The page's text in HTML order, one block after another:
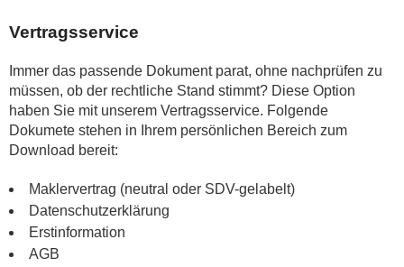
Vertragsservice
Immer das passende Dokument parat, ohne nachprüfen zu
müssen, ob der rechtliche Stand stimmt? Diese Option
haben Sie mit unserem Vertragsservice. Folgende
Dokumete stehen in Ihrem persönlichen Bereich zum
Download bereit:
Maklervertrag (neutral oder SDV-gelabelt)
Datenschutzerklärung
Erstinformation
AGB